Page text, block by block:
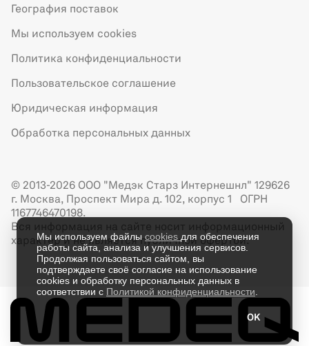
География поставок
Мы используем cookies
Политика конфиденциальности
Пользовательское соглашение
Юридическая информация
Обработка персональных данных
© 2013-2026 ООО "Медэк Старз Интернешнл" 129626
г. Москва, Проспект Мира д. 102, корпус 1 ОГРН
1167746470198.
Вся информация на сайте носит информационный
характер и не является публичной офертой.
Мы используем файлыcookies для обеспечения
работы сайта, анализа и улучшения сервисов.
Продолжая пользоваться сайтом, вы
подтверждаете своё согласие на использование
cookies и обработку персональных данных в
соответствии с Политикой конфиденциальности
OK